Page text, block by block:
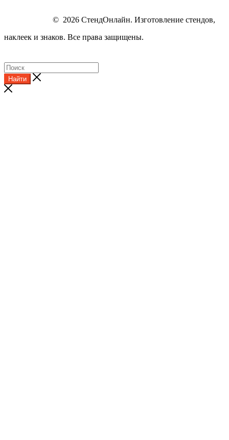
© 2026 СтендОнлайн. Изготовление стендов,
наклеек и знаков. Все права защищены.
Найти